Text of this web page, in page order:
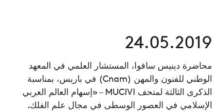
24.05.2019
محاضرة دينيس سافوا، المستشار العلمي في المعهد
الوطني للفنون والمهن (Cnam) في باريس، بمناسبة
الذكرى الثالثة لمتحف MUCIVI – «إسهام العالم العربي
الإسلامي في العصور الوسطى في مجال علم الفلك.